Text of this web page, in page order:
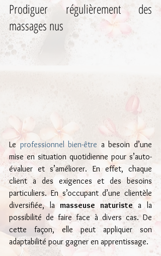
Prodiguer régulièrement des
massages nus
Le professionnel bien-être a besoin d’une
mise en situation quotidienne pour s’auto-
évaluer et s’améliorer. En effet, chaque
client a des exigences et des besoins
particuliers. En s’occupant d’une clientèle
diversifiée, la masseuse naturiste a la
possibilité de faire face à divers cas. De
cette façon, elle peut appliquer son
adaptabilité pour gagner en apprentissage.